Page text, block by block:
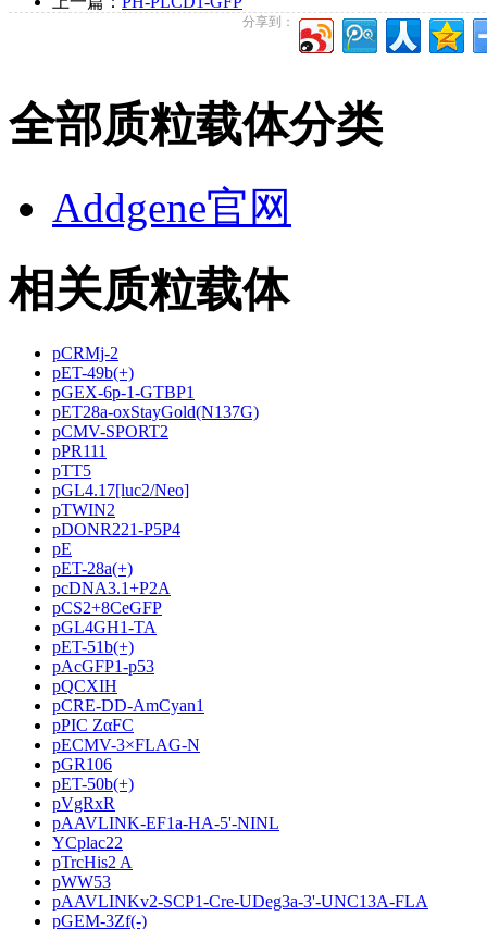
分享到：
全部质粒载体分类
Addgene官网
相关质粒载体
pCRMj-2
pET-49b(+)
pGEX-6p-1-GTBP1
pET28a-oxStayGold(N137G)
pCMV-SPORT2
pPR111
pTT5
pGL4.17[luc2/Neo]
pTWIN2
pDONR221-P5P4
pE
pET-28a(+)
pcDNA3.1+P2A
pCS2+8CeGFP
pGL4GH1-TA
pET-51b(+)
pAcGFP1-p53
pQCXIH
pCRE-DD-AmCyan1
pPIC ZαFC
pECMV-3×FLAG-N
pGR106
pET-50b(+)
pVgRxR
pAAVLINK-EF1a-HA-5'-NINL
YCplac22
pTrcHis2 A
pWW53
pAAVLINKv2-SCP1-Cre-UDeg3a-3'-UNC13A-FLA
pGEM-3Zf(-)